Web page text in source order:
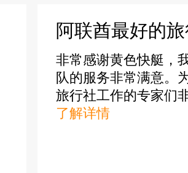
阿联酋最好的
非常感谢黄色快艇，
队的服务非常满意。
旅行社工作的专家们
我参加了黄色快艇的
了解详情